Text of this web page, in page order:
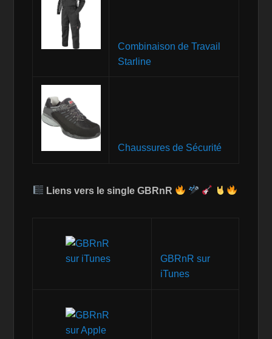
Combinaison de Travail
Starline
Chaussures de Sécurité
Liens vers le single GBRnR
GBRnR sur
iTunes